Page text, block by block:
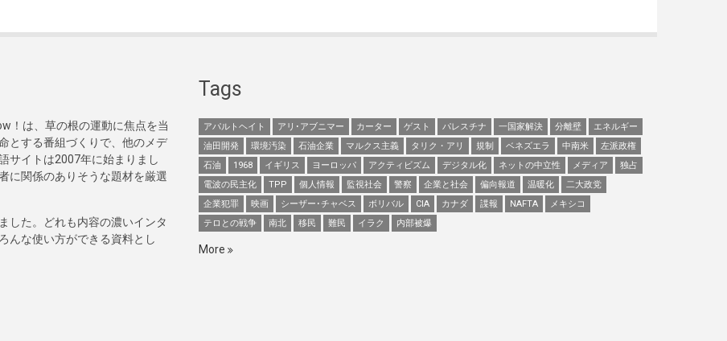
！は、草の根の運動に焦点を当
とする番組づくりで、他のメデ
サイトは2007年に始まりまし
に関係のありそうな題材を厳選
した。どれも内容の濃いインタ
んな使い方ができる資料とし
Tags
アパルトヘイト アリ･アブニマー カーター ゲスト パレスチナ 一国家解決 分離壁
エネルギー
油田開発
環境汚染 石油企業 マルクス主義 タリク・アリ 規制 ベネズエラ 中南米
左派政権
石油
1968 イギリス ヨーロッパ アクティビズム デジタル化 ネットの中立性 メディア
独占
電波の民主化
TPP 個人情報 監視社会 警察 企業と社会 偏向報道 温暖化
二大政党
企業犯罪
映画 シーザー･チャベス ボリバル CIA カナダ 諜報 NAFTA
メキシコ
テロとの戦争
南北 移民 難民 イラク 内部被爆
More